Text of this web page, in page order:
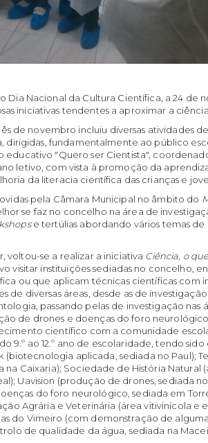
Dia Nacional da Cultura Científica, a 24 de
iniciativas tendentes a aproximar a
de novembro incluiu diversas atividades
dirigidas, fundamentalmente ao público
educativo "Quero ser Cientista",
letivo, com vista à promoção da
da literacia científica das crianças e
pela Câmara Municipal no âmbito do
se faz no concelho na área de
e tertúlias abordando vários temas de
voltou-se a realizar a iniciativa Ciência, o
visitar instituições sediadas no concelho,
ou que aplicam técnicas científicas com
de diversas áreas, desde as de
passando pelas de investigação nas
de drones e doenças do foro
científico com a comunidade
9.º ao 12.º ano de escolaridade, tendo sido
(biotecnologia aplicada, sediada no Paul);
na Caixaria); Sociedade de História Natural
Uavision (produção de drones, sediada
do foro neurológico, sediada em
Agrária e Veterinária (área vitivinícola e
do Vimeiro (com demonstração de
de qualidade da água, sediada na